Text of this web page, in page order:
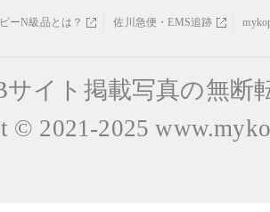
ーN級品とは？ 佐川急便・EMS追跡
イト掲載写真の無断
© 2021-2025